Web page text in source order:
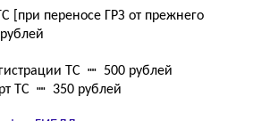
[при переносе ГРЗ от прежнего
ТС ┉ 500 рублей
ТС ┉ 350 рублей